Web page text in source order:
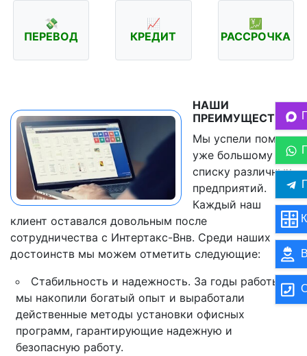
💸
ПЕРЕВОД
📈
КРЕДИТ
💹
РАССРОЧКА
НАШИ
ПРЕИМУЩЕСТВА
Мы успели помочь
уже большому
списку различных
предприятий.
Каждый наш
клиент оставался довольным после
сотрудничества с Интертакс-Внв. Среди наших
достоинств мы можем отметить следующие:
Стабильность и надежность. За годы работы
мы накопили богатый опыт и выработали
действенные методы установки офисных
программ, гарантирующие надежную и
безопасную работу.